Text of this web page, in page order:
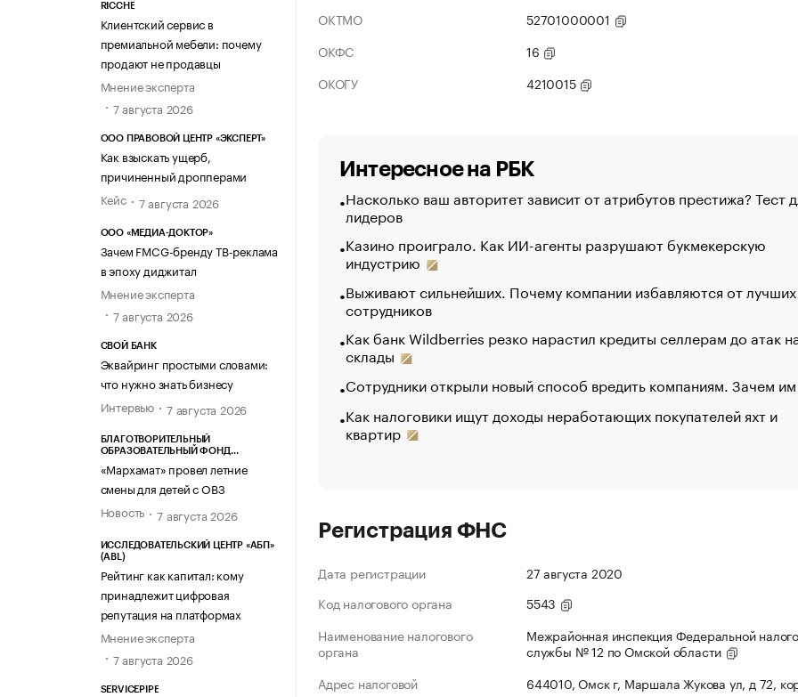
RICCHE
Клиентский сервис в
премиальной мебели: почему
продают не продавцы
Мнение эксперта
7 августа 2026
ООО ПРАВОВОЙ ЦЕНТР «ЭКСПЕРТ»
Как взыскать ущерб,
причиненный дропперами
Кейс
7 августа 2026
ООО «МЕДИА-ДОКТОР»
Зачем FMCG-бренду ТВ-реклама
в эпоху диджитал
Мнение эксперта
7 августа 2026
СВОЙ БАНК
Эквайринг простыми словами:
что нужно знать бизнесу
Интервью
7 августа 2026
БЛАГОТВОРИТЕЛЬНЫЙ
ОБРАЗОВАТЕЛЬНЫЙ ФОНД
«Мархамат» провел летние
смены для детей с ОВЗ
Новость
7 августа 2026
ИССЛЕДОВАТЕЛЬСКИЙ ЦЕНТР «АБП»
(ABL)
Рейтинг как капитал: кому
принадлежит цифровая
репутация на платформах
Мнение эксперта
7 августа 2026
SERVICEPIPE
ОКТМО
52701000001
ОКФС
16
ОКОГУ
4210015
Интересное на РБК
Насколько ваш авторитет зависит от атрибутов престижа? Тест
лидеров
Казино проиграло. Как ИИ-агенты разрушают букмекерскую
индустрию
Выживают сильнейших. Почему компании избавляются от лучших
сотрудников
Как банк Wildberries резко нарастил кредиты селлерам до атак
склады
Сотрудники открыли новый способ вредить компаниям. Зачем
Как налоговики ищут доходы неработающих покупателей яхт и
квартир
Регистрация ФНС
Дата регистрации
27 августа 2020
Код налогового органа
5543
Наименование налогового
органа
Межрайонная инспекция Федеральной
службы № 12 по Омской области
Адрес налоговой
644010, Омск г, Маршала Жукова ул, д 72,